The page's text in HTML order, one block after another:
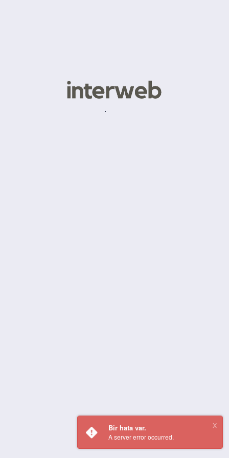
Bir hata var.
A server error occurred.